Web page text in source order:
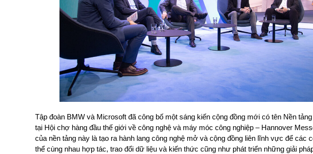
Tập đoàn BMW và Microsoft đã công bố một sáng kiến cộng đồng mới có tên Nền
tại Hội chợ hàng đầu thế giới về công nghệ và máy móc công nghiệp – Hannover
của nền tảng này là tạo ra hành lang công nghệ mở và cộng đồng liên lĩnh vực để các
thể cùng nhau hợp tác, trao đổi dữ liệu và kiến thức cũng như phát triển những giải